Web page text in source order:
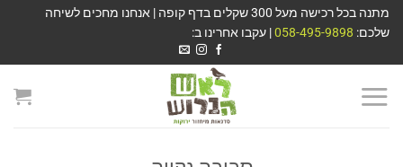
מתנה בכל רכישה מעל 300 שקלים בדף קופה | אנחנו מחכים לשיחה
שלכם: 058-495-9898| עקבו אחרינו ב: